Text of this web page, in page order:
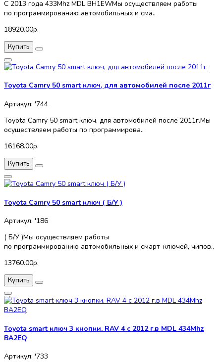
C 2013 года 433Mhz MDL BH1EWМы осуществляем работы
по программированию автомобильных и сма..
18920.00р.
Купить
Toyota Camry 50 smart ключ, для автомобилей после 2011г
Артикул: '744
Toyota Camry 50 smart ключ, для автомобилей после 2011г.Мы
осуществляем работы по программирова..
16168.00р.
Купить
Toyota Camry 50 smart ключ ( Б/У )
Артикул: '186
( Б/У )Мы осуществляем работы
по программированию автомобильных и смарт-ключей, чипов..
13760.00р.
Купить
Toyota smart ключ 3 кнопки. RAV 4 c 2012 г.в MDL 434Mhz
BA2EQ
Артикул: '733